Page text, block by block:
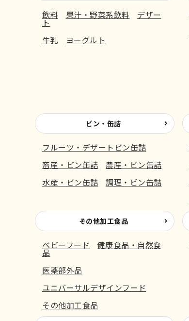
飲料 果汁・野菜系飲料 デザー
ト
牛乳
ヨーグルト
ビン・缶詰
フルーツ・デザートビン缶詰
畜産・ビン缶詰
農産・ビン缶詰
水産・ビン缶詰
調理・ビン缶詰
その他加工食品
ベビーフード 健康食品・自然食
品
医薬部外品
ユニバーサルデザインフード
その他加工食品